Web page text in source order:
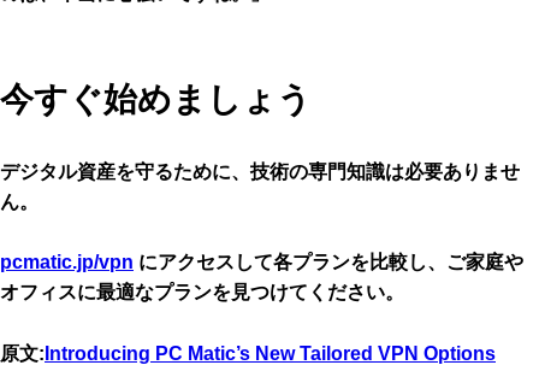
今すぐ始めましょう
デジタル資産を守るために、技術の専門知識は必要ありませ
ん。
pcmatic.jp/vpn にアクセスして各プランを比較し、ご家庭や
オフィスに最適なプランを見つけてください。
原文: Introducing PC Matic’s New Tailored VPN Options